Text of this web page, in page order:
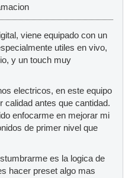
viene equipado con un
utiles en vivo,
y un touch muy
electricos, en este equipo
calidad antes que cantidad.
enfocarme en mejorar mi
de primer nivel que
es la logica de
hacer preset algo mas